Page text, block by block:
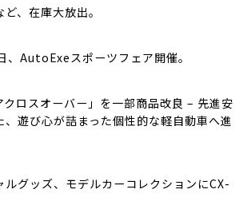
ど、在庫大放出。
、AutoExeスポーツフェア開催。
クロスオーバー」を一部商品改良 – 先進安
、遊び心が詰まった個性的な軽自動車へ進
ルグッズ、モデルカーコレクションにCX-